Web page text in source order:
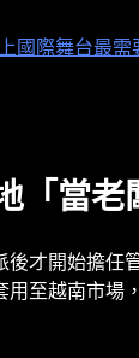
國際舞台最需
「當
後才開始擔
至越南市場